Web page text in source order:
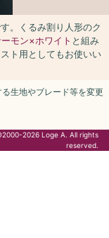
。くるみ割り人形のク
モン×ホワイト と組み
ト用としてもお使いい
生地やブレード等を変更
2026 Loge A. All rights
reserved.